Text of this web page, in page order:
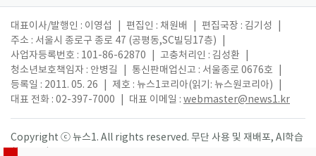
대표이사/발행인 : 이영섭 편집인 : 채원배 편집국장 : 김기성
주소 : 서울시 종로구 종로 47 (공평동,SC빌딩17층)
사업자등록번호 : 101-86-62870
고충처리인 : 김성환
청소년보호책임자 : 안병길
통신판매업신고 : 서울종로 0676호
등록일 : 2011. 05. 26
제호 : 뉴스1코리아(읽기: 뉴스원코리아)
대표 전화 : 02-397-7000
대표 이메일 : webmaster@news1.kr
Copyright ⓒ 뉴스1. All rights reserved. 무단 사용 및 재배포, AI학습